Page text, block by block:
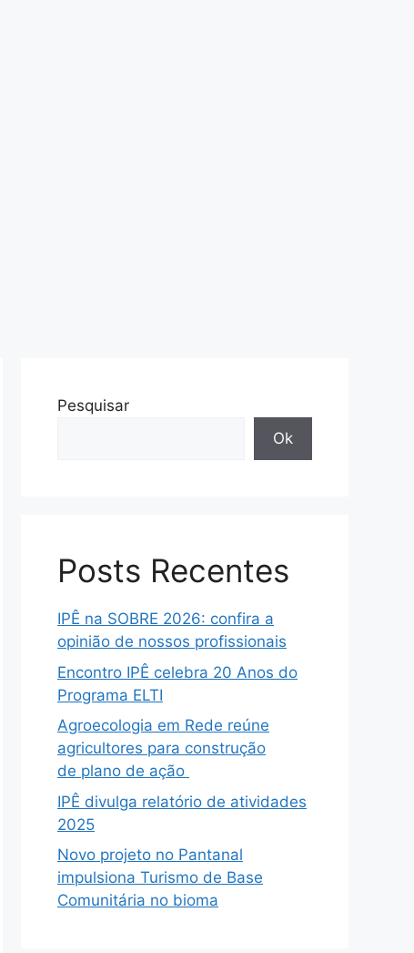
Pesquisar
Ok
Posts Recentes
IPÊ na SOBRE 2026: confira a
opinião de nossos profissionais
Encontro IPÊ celebra 20 Anos do
Programa ELTI
Agroecologia em Rede reúne
agricultores para construção
de plano de ação
IPÊ divulga relatório de atividades
2025
Novo projeto no Pantanal
impulsiona Turismo de Base
Comunitária no bioma